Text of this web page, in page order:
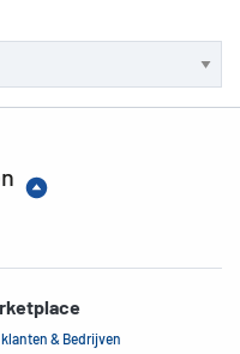
& Bedrijven